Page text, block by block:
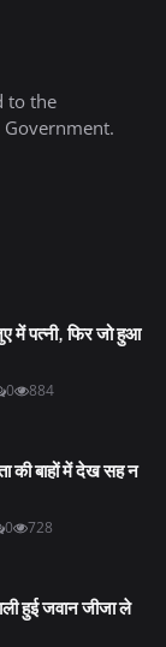
to the
में पत्नी, फिर जो हुआ
0 884
की बाहों में देख सह न
0 728
हुई जवान जीजा ले